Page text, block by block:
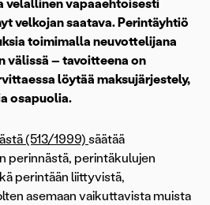
velallinen vapaaehtoisesti
velkojan saatava. Perintäyhtiö
toimimalla neuvottelijana
välissä – tavoitteena on
löytää maksujärjestely,
osapuolia.
(513/1999) säätää
perinnästä, perintäkulujen
perintään liittyvistä,
asemaan vaikuttavista muista